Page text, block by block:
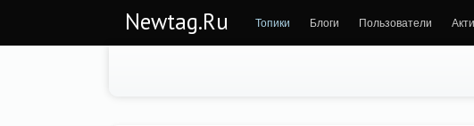
Newtag.Ru Топики Блоги Пользователи